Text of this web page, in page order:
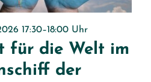
17:30–18:00 Uhr
für die Welt im
der